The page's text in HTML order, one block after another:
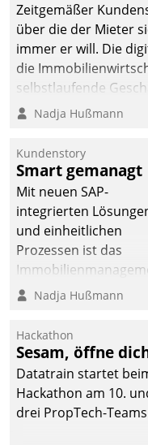
Zeitgemäßer
über die der Mieter
immer er will. Die
die
selbstlaufende
Kunde und smart der
Nadja Hußmann
Kundenstory
Smart gemanagt
Mit neuen SAP-
integrierten
und einheitlichen
Prozessen ist das
der Bayerischen
Ressort Kapitalanlage
künftige Aufgaben
Herausforderungen
gerüstet.
Nadja Hußmann
Hackathon
Sesam, öffne
Datatrain startet
Hackathon am 10.
drei PropTech-